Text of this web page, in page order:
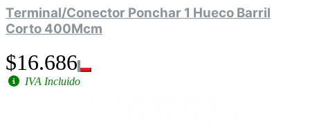
Terminal/Conector Ponchar 1 Hueco Barril
Corto 400Mcm
$16.686
IVA Incluido